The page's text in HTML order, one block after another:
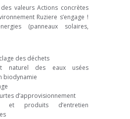
valeurs Actions concrètes
Ruziere s’engage !
(panneaux solaires,
des déchets
naturel des eaux usées
biodynamie
d’approvisionnement
et produits d’entretien